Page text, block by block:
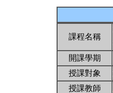
課程名稱
開課學期
授課對象
授課教師